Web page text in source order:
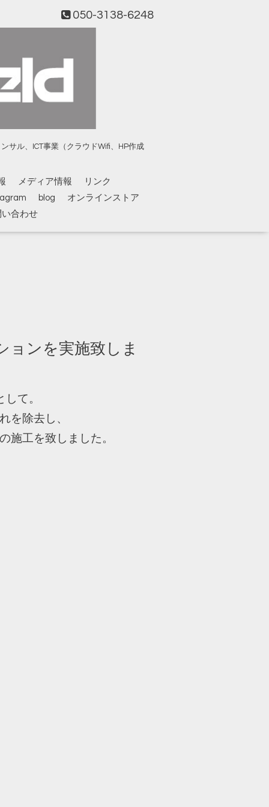
050-3138-6248
サル、ICT事業（クラウドWifi、HP作成
メディア情報
リンク
blog
オンラインストア
い合わせ
ョンを実施致しま
て。
を除去し、
施工を致しました。